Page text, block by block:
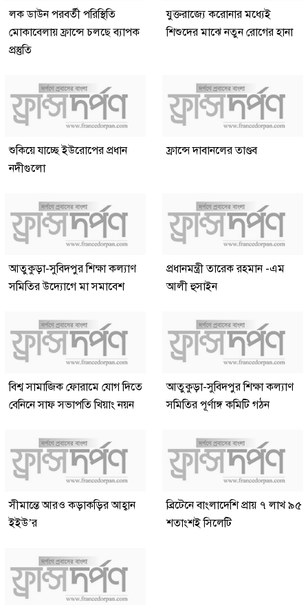
লক ডাউন পরবর্তী পরিস্থিতি
মোকাবেলায় ফ্রান্সে চলছে ব্যাপক
প্রস্তুতি
যুক্তরাজ্যে করোনার মধ্যেই
শিশুদের মাঝে নতুন রোগের হানা
শুকিয়ে যাচ্ছে ইউরোপের প্রধান
নদীগুলো
ফ্রান্সে দাবানলের তাণ্ডব
আতুকুড়া-সুবিদপুর শিক্ষা কল্যাণ
সমিতির উদ্যোগে মা সমাবেশ
প্রধানমন্ত্রী তারেক রহমান -এম
আলী হুসাইন
বিশ্ব সামাজিক ফোরামে যোগ দিতে
বেনিনে সাফ সভাপতি খিয়াং নয়ন
আতুকুড়া-সুবিদপুর শিক্ষা কল্যাণ
সমিতির পূর্ণাঙ্গ কমিটি গঠন
সীমান্তে আরও কড়াকড়ির আহ্বান
ইইউ’র
ব্রিটেনে বাংলাদেশি প্রায় ৭ লাখ ৯৫
শতাংশই সিলেটি